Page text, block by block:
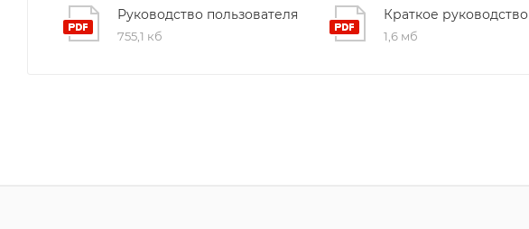
Руководство пользователя
755,1 кб
Краткое руководство
1,6 мб